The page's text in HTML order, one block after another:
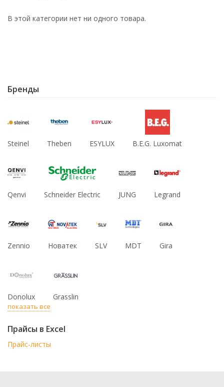
В этой категории нет ни одного товара.
Бренды
Steinel Theben ESYLUX B.E.G. Luxomat
Qenvi Schneider Electric JUNG Legrand
Zennio Новатек SLV MDT Gira
Donolux Grasslin
показать все
Прайсы в Excel
Прайс-листы